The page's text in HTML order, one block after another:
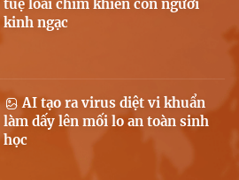
tuệ loài chim khiến con người
kinh ngạc
AI tạo ra virus diệt vi khuẩn
làm dấy lên mối lo an toàn sinh
học